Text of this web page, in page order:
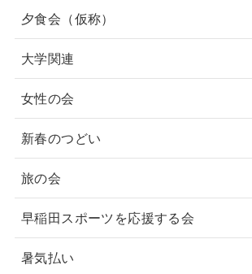
夕食会（仮称）
大学関連
女性の会
新春のつどい
旅の会
早稲田スポーツを応援する会
暑気払い